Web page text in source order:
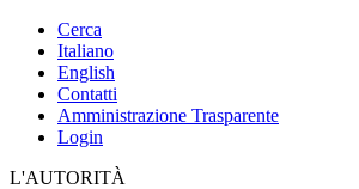
Cerca
Italiano
English
Contatti
Amministrazione Trasparente
Login
L'AUTORITÀ